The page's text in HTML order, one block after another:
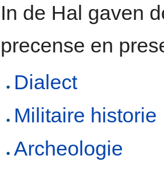
In de Hal gaven
precense en
Dialect
Militaire historie
Archeologie